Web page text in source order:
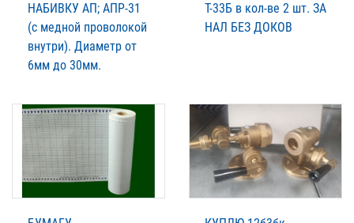
НАБИВКУ АП; АПР-31
(с медной проволокой
внутри). Диаметр от
6мм до 30мм.
Т-33Б в кол-ве 2 шт. ЗА
НАЛ БЕЗ ДОКОВ